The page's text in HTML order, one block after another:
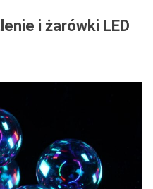
i żarówki LED